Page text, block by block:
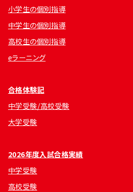
小学生の個別指導
中学生の個別指導
高校生の個別指導
eラーニング
合格体験記
中学受験/高校受験
大学受験
2026年度入試合格実績
中学受験
高校受験